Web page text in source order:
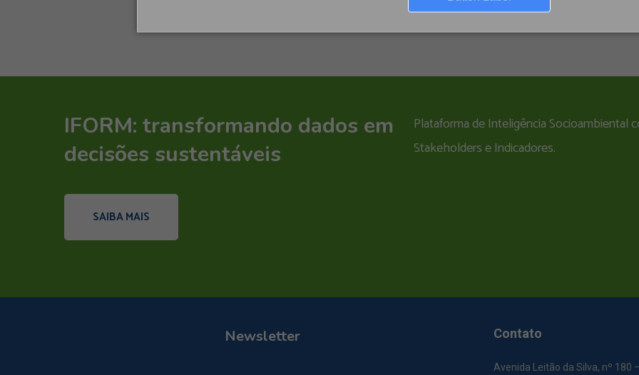
IFORM: transformando dados em
decisões sustentáveis
Plataforma de Inteligência Socioambiental
Stakeholders e Indicadores.
SAIBA MAIS
Newsletter Contato
Avenida Leitão da Silva, nº 180